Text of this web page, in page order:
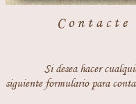
Si desea hacer
siguiente formulario para